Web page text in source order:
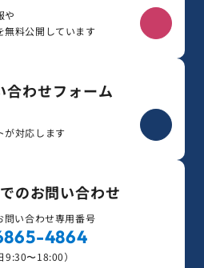
や
無料公開しています
合わせフォーム
が対応します
のお問い合わせ
問い合わせ専用番号
4864
9:30〜18:00）